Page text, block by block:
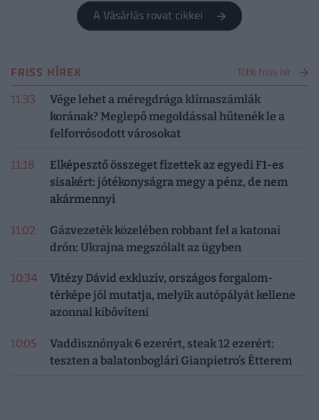
A Vásárlás rovat cikkei
FRISS HÍREK Több friss hír
11:33
Vége lehet a méregdrága klímaszámlák
korának? Meglepő megoldással hűtenék le a
felforrósodott városokat
11:18
Elképesztő összeget fizettek az egyedi F1-es
sisakért: jótékonyságra megy a pénz, de nem
akármennyi
11:02
Gázvezeték közelében robbant fel a katonai
drón: Ukrajna megszólalt az ügyben
10:34
Vitézy Dávid exkluzív, országos forgalom-
térképe jól mutatja, melyik autópályát kellene
azonnal kibővíteni
10:05
Vaddisznónyak 6 ezerért, steak 12 ezerért:
teszten a balatonboglári Gianpietro’s Étterem